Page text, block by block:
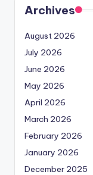
Archives
August 2026
July 2026
June 2026
May 2026
April 2026
March 2026
February 2026
January 2026
December 2025